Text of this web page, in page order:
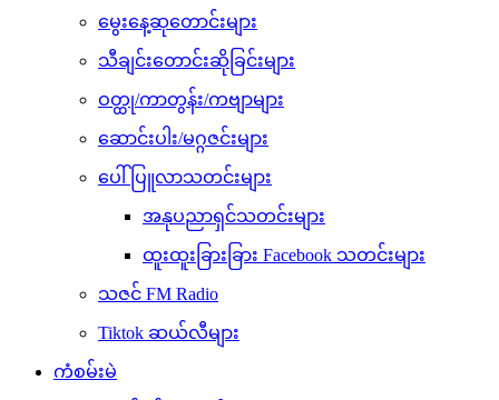
မွေးနေ့ဆုတောင်းများ
သီချင်းတောင်းဆိုခြင်းများ
ဝတ္ထု/ကာတွန်း/ကဗျာများ
ဆောင်းပါး/မဂ္ဂဇင်းများ
ပေါ်ပြူလာသတင်းများ
အနုပညာရှင်သတင်းများ
ထူးထူးခြားခြား Facebook သတင်းများ
သဇင် FM Radio
Tiktok ဆယ်လီများ
ကံစမ်းမဲ